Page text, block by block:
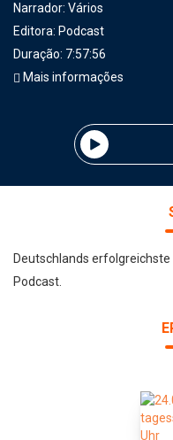
Narrador: Vários
Editora: Podcast
Duração: 7:57:56
Mais informações
Deutschlands
Podcast.